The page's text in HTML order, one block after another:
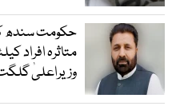
حکومت سندھ
متاثرہ افراد
وزیراعلیٰ